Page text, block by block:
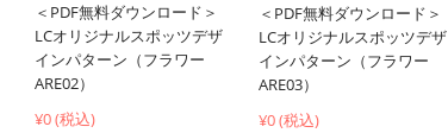
＜PDF無料ダウンロード＞
LCオリジナルスポッツデザ
インパターン（フラワー
ARE02）
¥0 (税込)
＜PDF無料ダウンロード＞
LCオリジナルスポッツデザ
インパターン（フラワー
ARE03）
¥0 (税込)